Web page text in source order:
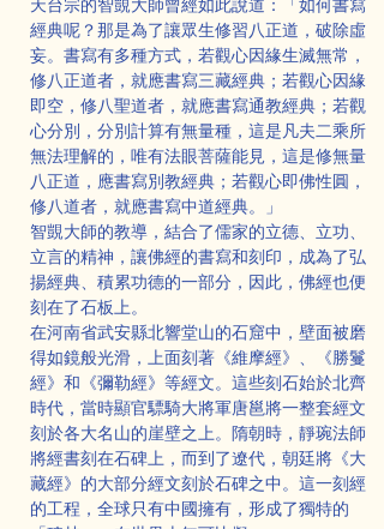
天台宗的智覬大師曾經如此說道：「如何書寫
經典呢？那是為了讓眾生修習八正道，破除虛
妄。書寫有多種方式，若觀心因緣生滅無常，
修八正道者，就應書寫三藏經典；若觀心因緣
即空，修八聖道者，就應書寫通教經典；若觀
心分別，分別計算有無量種，這是凡夫二乘所
無法理解的，唯有法眼菩薩能見，這是修無量
八正道，應書寫別教經典；若觀心即佛性圓，
修八道者，就應書寫中道經典。」
智覬大師的教導，結合了儒家的立德、立功、
立言的精神，讓佛經的書寫和刻印，成為了弘
揚經典、積累功德的一部分，因此，佛經也便
刻在了石板上。
在河南省武安縣北響堂山的石窟中，壁面被磨
得如鏡般光滑，上面刻著《維摩經》、《勝鬘
經》和《彌勒經》等經文。這些刻石始於北齊
時代，當時顯官驃騎大將軍唐邕將一整套經文
刻於各大名山的崖壁之上。隋朝時，靜琬法師
將經書刻在石碑上，而到了遼代，朝廷將《大
藏經》的大部分經文刻於石碑之中。這一刻經
的工程，全球只有中國擁有，形成了獨特的